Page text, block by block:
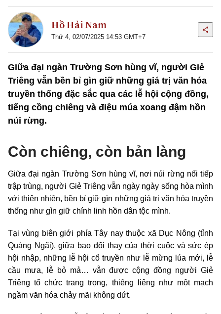
Hồ Hải Nam
Thứ 4, 02/07/2025 14:53 GMT+7
Giữa đại ngàn Trường Sơn hùng vĩ, người Giẻ
Triêng vẫn bền bỉ gìn giữ những giá trị văn hóa
truyền thống đặc sắc qua các lễ hội cộng đồng,
tiếng cồng chiêng và điệu múa xoang đậm hồn
núi rừng.
Còn chiêng, còn bản làng
Giữa đại ngàn Trường Sơn hùng vĩ, nơi núi rừng nối tiếp
trập trùng, người Giẻ Triêng vẫn ngày ngày sống hòa mình
với thiên nhiên, bền bỉ giữ gìn những giá trị văn hóa truyền
thống như gìn giữ chính linh hồn dân tộc mình.
Tại vùng biên giới phía Tây nay thuộc xã Dục Nông (tỉnh
Quảng Ngãi), giữa bao đổi thay của thời cuộc và sức ép
hội nhập, những lễ hội cổ truyền như lễ mừng lúa mới, lễ
cầu mưa, lễ bỏ mả… vẫn được cộng đồng người Giẻ
Triêng tổ chức trang trọng, thiêng liêng như một mạch
ngầm văn hóa chảy mãi không dứt.